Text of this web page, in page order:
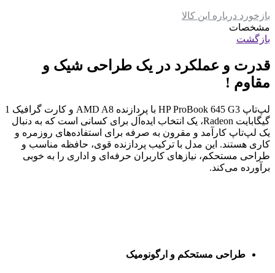
بازخورد درباره این کالا
مشخصات
بازگشت
قدرت و عملکرد در یک طراحی شیک و
مقاوم !
لپ‌تاپ HP ProBook 645 G3 با پردازنده AMD A8 و کارت گرافیک 1
گیگابایت Radeon، یک انتخاب ایده‌آل برای کسانی است که به دنبال
یک لپ‌تاپ کارآمد و مقرون به صرفه برای استفاده‌های روزمره و
کاری هستند. این مدل با ترکیب پردازنده قوی، حافظه مناسب و
طراحی مستحکم، نیازهای کاربران حرفه‌ای و اداری را به خوبی
برآورده می‌کند.
طراحی مستحکم و ارگونومیک